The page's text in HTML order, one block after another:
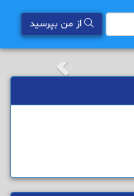
از من بپرسید